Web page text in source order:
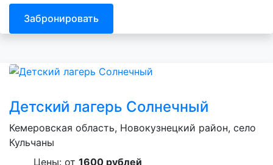
Забронировать
Детский лагерь Солнечный
Кемеровская область, Новокузнецкий район, село
Кульчаны
Цены: от 1600 рублей